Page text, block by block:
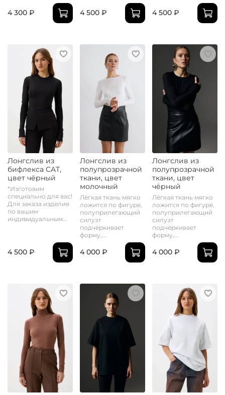
4 300 ₽ 4 500 ₽ 4 500 ₽
Лонгслив из
бифлекса CAT,
цвет чёрный
*Изготовим
специально для вас!
Для заказа изделия
по вашим
индивидуальным...
4 500 ₽
Лонгслив из
полупрозрачной
ткани, цвет
молочный
Лёгкая ткань мягко
ложится по фигуре,
полуприлегающий
силуэт
подчёркивает
форму,...
4 000 ₽
Лонгслив из
полупрозрачной
ткани, цвет
чёрный
Лёгкая ткань мягко
ложится по фигуре,
полуприлегающий
силуэт
подчёркивает
форму,...
4 000 ₽